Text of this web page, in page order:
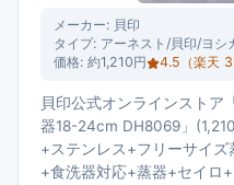
メーカー: 貝印
タイプ: アーネスト/貝印/ヨシ
価格: 約1,210円 4.5 （楽天
貝印公式オンラインストア
器18-24cm DH8069」
+ステンレス+フリーサイ
+食洗器対応+蒸器+セイロ